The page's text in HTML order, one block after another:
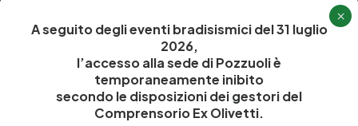
Codice fiscale e Partita Iva07936981211
NA 920756
A seguito degli eventi bradisismici del 31 luglio
2026,
l’accesso alla sede di Pozzuoli è
temporaneamente inibito
secondo le disposizioni dei gestori del
Comprensorio Ex Olivetti.
×